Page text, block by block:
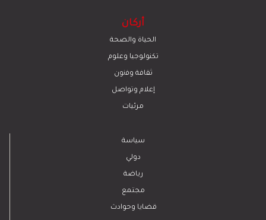
أركان
الحياة والصحة
تكنولوجيا وعلوم
ﺛﻘﺎﻓﺔ وﻓﻧون
إعلام وتواصل
مرئيات
سياسة
دولي
رياضة
مجتمع
قضايا وحوادث